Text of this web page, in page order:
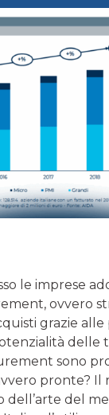
le imprese
ovvero
grazie
delle
sono
pronte? Il
dell’arte del